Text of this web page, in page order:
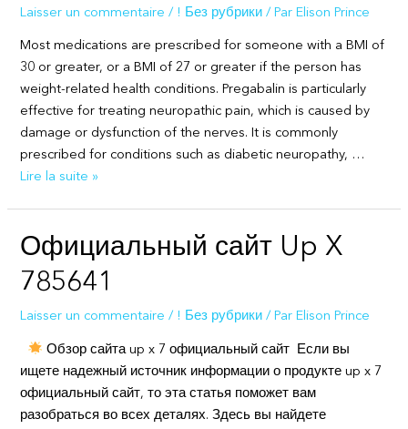
Short
History
Laisser un commentaire / ! Без рубрики / Par Elison Prince
Most medications are prescribed for someone with a BMI of
30 or greater, or a BMI of 27 or greater if the person has
weight-related health conditions. Pregabalin is particularly
effective for treating neuropathic pain, which is caused by
damage or dysfunction of the nerves. It is commonly
prescribed for conditions such as diabetic neuropathy, …
Pregabalin
Lire la suite »
Официальный сайт Up X
785641
Laisser un commentaire / ! Без рубрики / ParElison Prince
Обзор сайта up x 7 официальный сайт Если вы
ищете надежный источник информации о продукте up x 7
официальный сайт, то эта статья поможет вам
разобраться во всех деталях. Здесь вы найдете